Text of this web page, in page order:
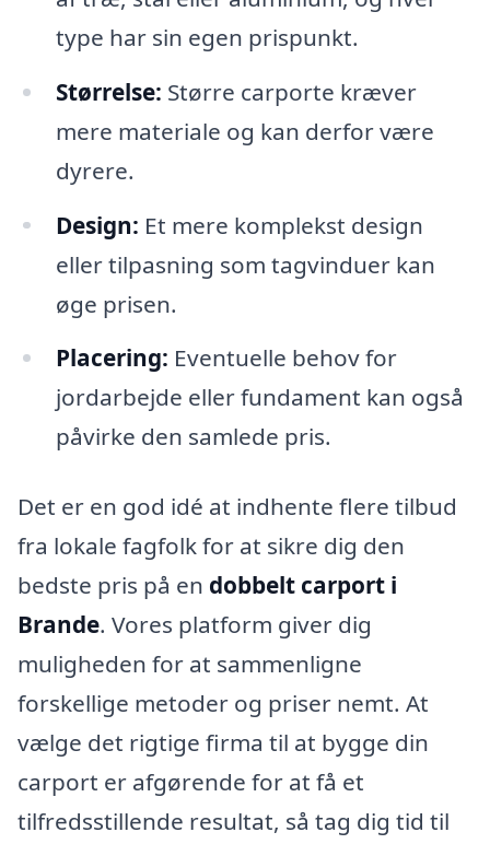
type har sin egen prispunkt.
Størrelse: Større carporte kræver
mere materiale og kan derfor være
dyrere.
Design: Et mere komplekst design
eller tilpasning som tagvinduer kan
øge prisen.
Placering: Eventuelle behov for
jordarbejde eller fundament kan også
påvirke den samlede pris.
Det er en god idé at indhente flere tilbud
fra lokale fagfolk for at sikre dig den
bedste pris på en dobbelt carport i
Brande. Vores platform giver dig
muligheden for at sammenligne
forskellige metoder og priser nemt. At
vælge det rigtige firma til at bygge din
carport er afgørende for at få et
tilfredsstillende resultat, så tag dig tid til